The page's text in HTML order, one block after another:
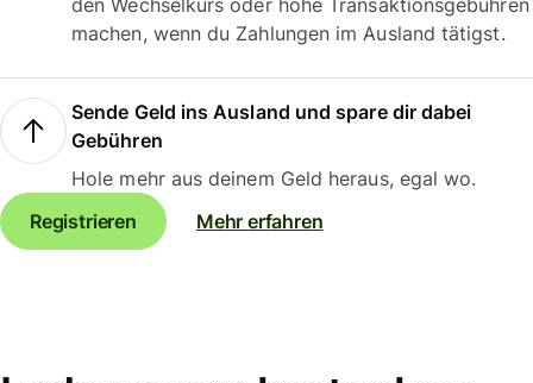
den Wechselkurs oder hohe Transaktionsgebühren
machen, wenn du Zahlungen im Ausland tätigst.
Sende Geld ins Ausland und spare dir dabei
Gebühren
Hole mehr aus deinem Geld heraus, egal wo.
Registrieren
Mehr erfahren